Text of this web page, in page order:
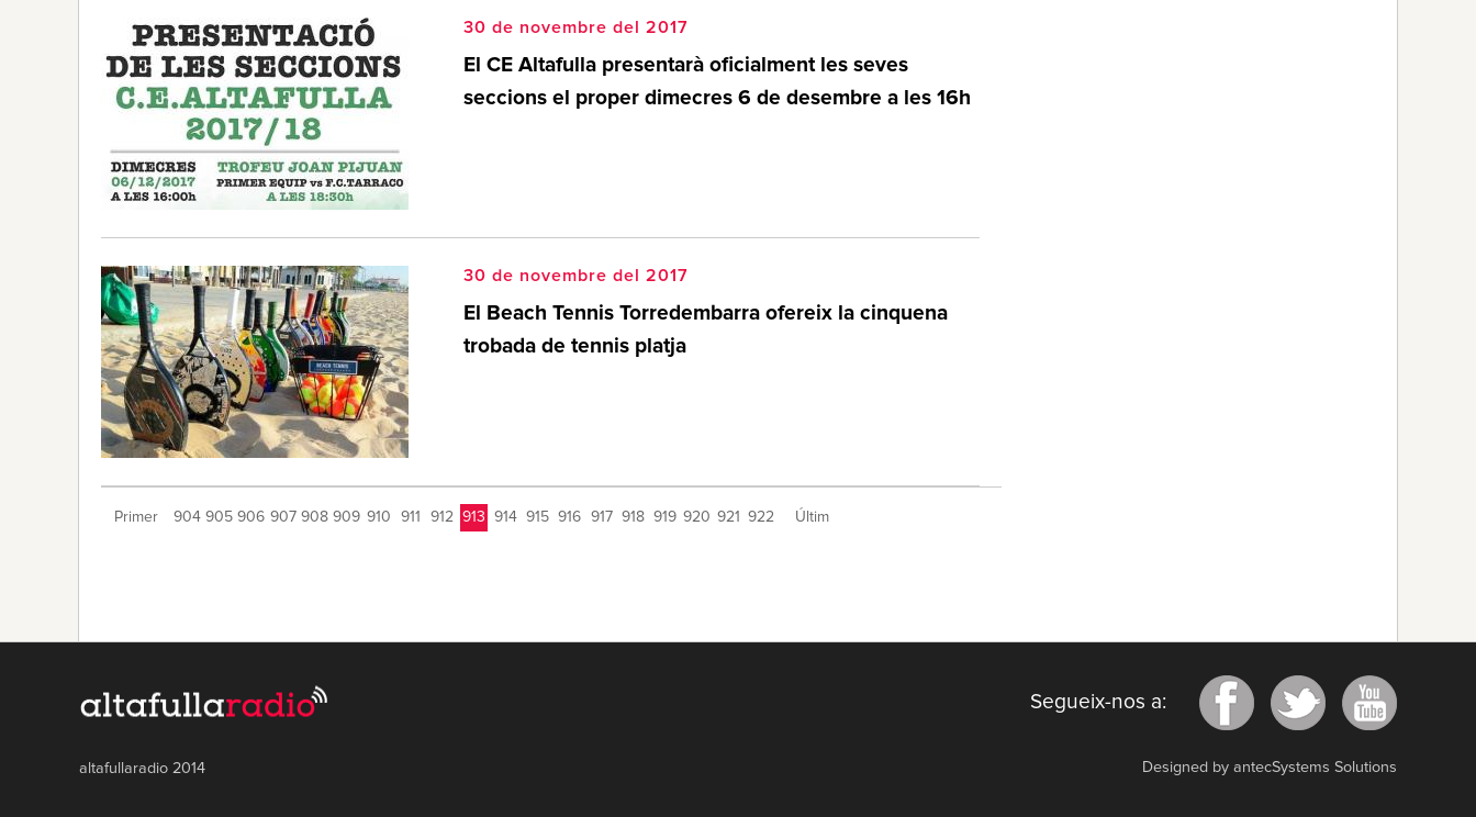
30 de novembre del 2017
El CE Altafulla presentarà oficialment les seves
seccions el proper dimecres 6 de desembre a les 16h
30 de novembre del 2017
El Beach Tennis Torredembarra ofereix la cinquena
trobada de tennis platja
Primer 904 905 906 907 908 909 910 911 912 913 914 915 916 917 918 919 920 921 922 Últim
altafullaradio 2014
Segueix-nos a:
Designed by antecSystems Solutions